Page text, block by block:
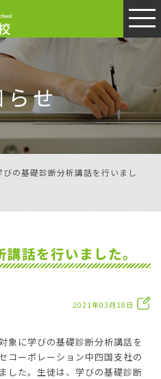
らせ
びの基礎診断分析講話を行いまし
話を行いました。
2021年03月18日
象に学びの基礎診断分析講話を
コーポレーション中四国支社の
した。生徒は、学びの基礎診断